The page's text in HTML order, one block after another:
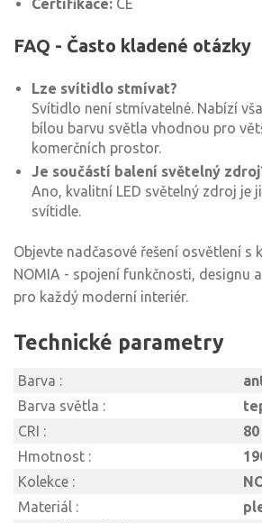
Certifikace: CE
FAQ - Často kladené otázky
Lze svítidlo stmívat?
Svítidlo není stmívatelné. Nabízí
bílou barvu světla vhodnou pro
komerčních prostor.
Je součástí balení světelný
Ano, kvalitní LED světelný zdroj je
svítidle.
Objevte nadčasové řešení osvětlení s
NOMIA - spojení funkčnosti, designu
pro každý moderní interiér.
Technické parametry
Barva :
Barva světla :
CRI :
80
Hmotnost :
Kolekce :
Materiál :